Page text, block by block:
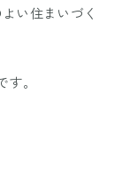
い住まいづく
。